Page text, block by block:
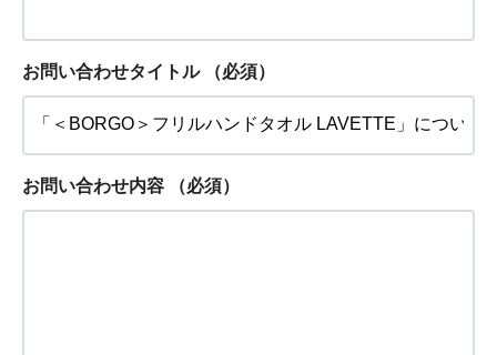
お問い合わせタイトル （必須）
お問い合わせ内容 （必須）